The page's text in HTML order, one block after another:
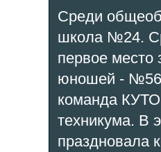
Среди
школа №24.
первое
юношей -
команда
техникума. В
праздновала